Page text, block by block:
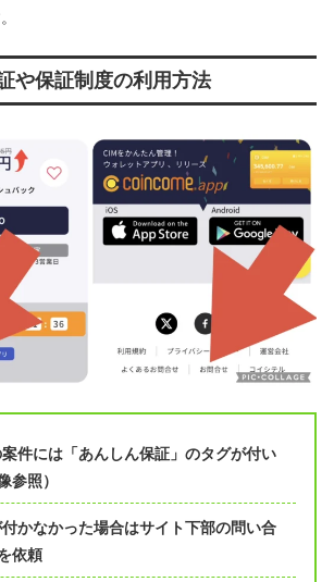
や保証制度の利用方法
件には「あんしん保証」のタグが付い
参照）
かなかった場合はサイト下部の問い合
依頼